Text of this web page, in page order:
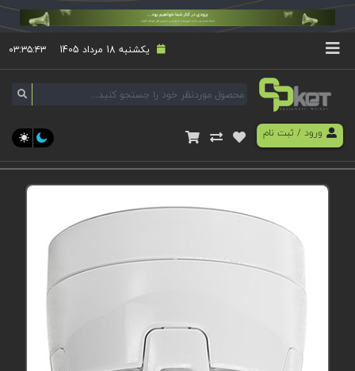
یکشنبه 18 مرداد 1405 ۰۳:۳۵:۴۳
ورود/ ثبت نام